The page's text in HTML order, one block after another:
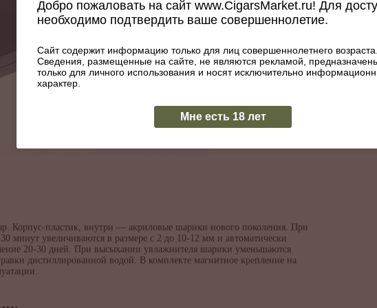
Корпус-пластик, внутри — акриловые шарики нового поколения. При
минут увеличиваются в размере с 2 до 10-12 мм и автоматически
20-30 дней. При высыхании увлажнителя шарики уменьшаются
дистиллированной водой. В комплекте магнитное крепление на
Добро пожаловать на сайт www.CigarsMarket.ru! Для
необходимо подтвердить ваше совершеннолетие.
Сайт содержит информацию только для лиц совершеннолетнего возраста.
Сведения, размещенные на сайте, не являются рекламой,
только для личного использования и носят исключительно
характер.
Мне есть 18 лет